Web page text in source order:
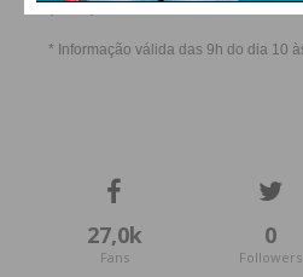
27,0k
Fans
0
Followers